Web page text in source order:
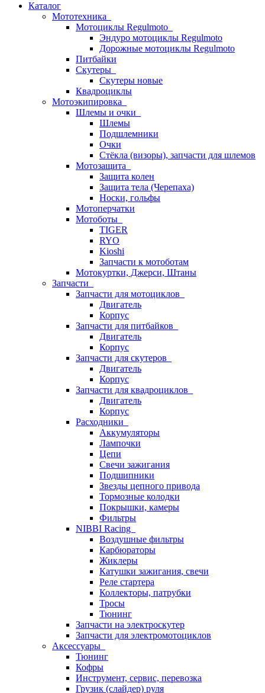
Каталог
Мототехника
Мотоциклы Regulmoto
Эндуро мотоциклы Regulmoto
Дорожные мотоциклы Regulmoto
Питбайки
Скутеры
Скутеры новые
Квадроциклы
Мотоэкипировка
Шлемы и очки
Шлемы
Подшлемники
Очки
Стёкла (визоры), запчасти для шлемов
Мотозащита
Защита колен
Защита тела (Черепаха)
Носки, гольфы
Мотоперчатки
Мотоботы
TIGER
RYO
Kioshi
Запчасти к мотоботам
Мотокуртки, Джерси, Штаны
Запчасти
Запчасти для мотоциклов
Двигатель
Корпус
Запчасти для питбайков
Двигатель
Корпус
Запчасти для скутеров
Двигатель
Корпус
Запчасти для квадроциклов
Двигатель
Корпус
Расходники
Аккумуляторы
Лампочки
Цепи
Свечи зажигания
Подшипники
Звезды цепного привода
Тормозные колодки
Покрышки, камеры
Фильтры
NIBBI Racing
Воздушные фильтры
Карбюраторы
Жиклеры
Катушки зажигания, свечи
Реле стартера
Коллекторы, патрубки
Тросы
Тюнинг
Запчасти на электроскутер
Запчасти для электромотоциклов
Аксессуары
Тюнинг
Кофры
Инструмент, сервис, перевозка
Грузик (слайдер) руля